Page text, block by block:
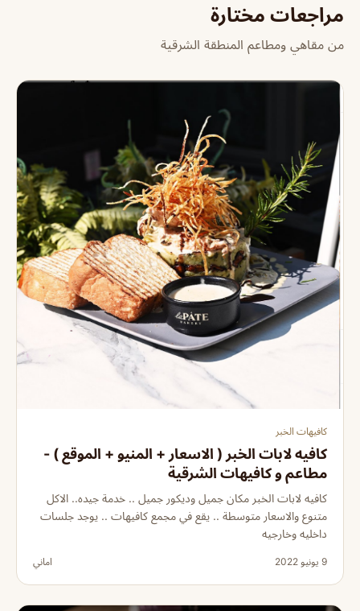
مراجعات مختارة
من مقاهي ومطاعم المنطقة الشرقية
كافيهات الخبر
كافيه لابات الخبر ( الاسعار + المنيو + الموقع ) -
مطاعم و كافيهات الشرقية
كافيه لابات الخبر مكان جميل وديكور جميل .. خدمة جيده.. الاكل
متنوع والاسعار متوسطة .. يقع في مجمع كافيهات .. يوجد جلسات
داخليه وخارجيه
9 يونيو 2022 اماني